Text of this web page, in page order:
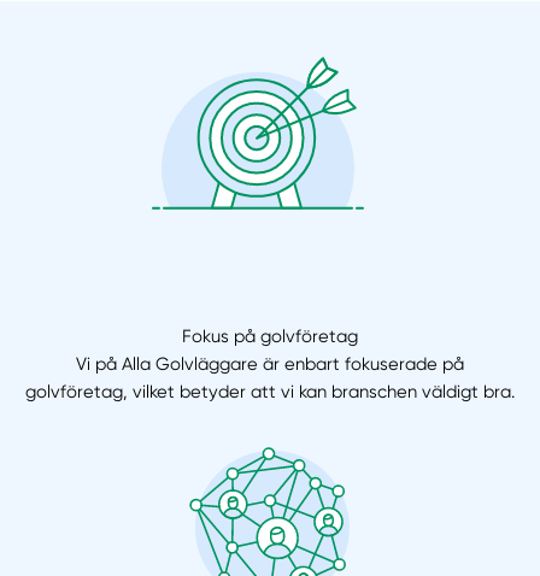
Fokus på golvföretag
Vi på Alla Golvläggare är enbart fokuserade på
golvföretag, vilket betyder att vi kan branschen väldigt bra.